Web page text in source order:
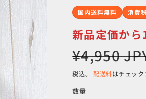
国内送料無料 消費
新品定価か
通
常
価
格
¥4,950
税込。 配送料はチェック
数
数量